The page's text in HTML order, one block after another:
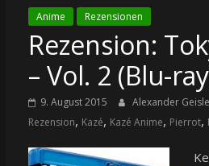
Anime Rezensionen
Rezension:
– Vol. 2 (Blu-
9. August 2015 Alexander
Rezension, Kazé, Kazé Anime, Pierrot,